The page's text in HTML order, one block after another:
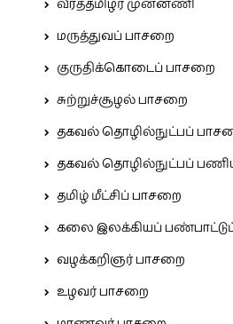
வீரத்தமிழர் முன்னணி
மருத்துவப் பாசறை
குருதிக்கொடைப் பாசறை
சுற்றுச்சூழல் பாசறை
தகவல் தொழில்நுட்பப்
தகவல் தொழில்நுட்பப்
தமிழ் மீட்சிப் பாசறை
கலை இலக்கியப்
வழக்கறிஞர் பாசறை
உழவர் பாசறை